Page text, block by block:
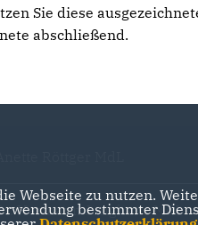
Sie diese
abschließend.
Hermann Junghans MdL
Webseite zu nutzen.
bestimmter